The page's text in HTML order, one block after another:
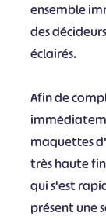
ensemble
des
éclairés.
Afin de
maquettes
très haute
qui s'est
présent une